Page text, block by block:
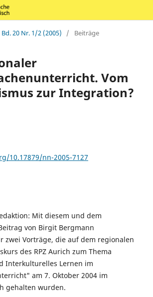
Bd. 20 Nr. 1/2 (2005) / Beiträge
Vom
zur Integration?
10.17879/nn-2005-7127
Mit diesem und dem
von Birgit Bergmann
zwei Vorträge, die auf dem regionalen
des RPZ Aurich zum Thema
Interkulturelles Lernen im
am 7. Oktober 2004 im
gehalten wurden.